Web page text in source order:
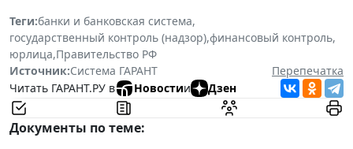
Теги:банки и банковская система,
государственный контроль (надзор),финансовый контроль,
юрлица,Правительство РФ
Источник:Система ГАРАНТ
Перепечатка
Читать ГАРАНТ.РУ в
Новостии Дзен
Документы по теме: